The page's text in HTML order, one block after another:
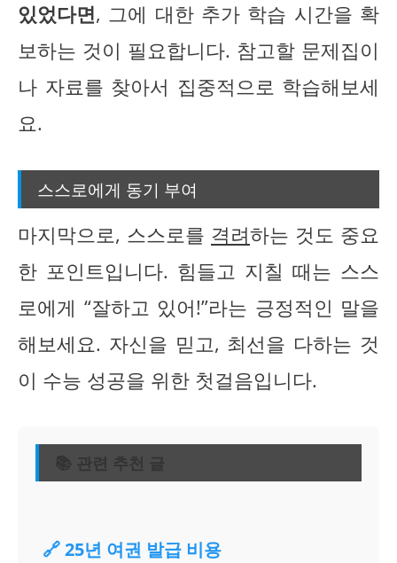
있었다면, 그에 대한 추가 학습 시간을 확
보하는 것이 필요합니다. 참고할 문제집이
나 자료를 찾아서 집중적으로 학습해보세
요.
스스로에게 동기 부여
마지막으로, 스스로를 격려하는 것도 중요
한 포인트입니다. 힘들고 지칠 때는 스스
로에게 “잘하고 있어!”라는 긍정적인 말을
해보세요. 자신을 믿고, 최선을 다하는 것
이 수능 성공을 위한 첫걸음입니다.
📚 관련 추천 글
🔗 25년 여권 발급 비용